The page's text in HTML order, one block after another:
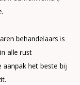
behandelaars is
alle rust
aanpak het beste bij